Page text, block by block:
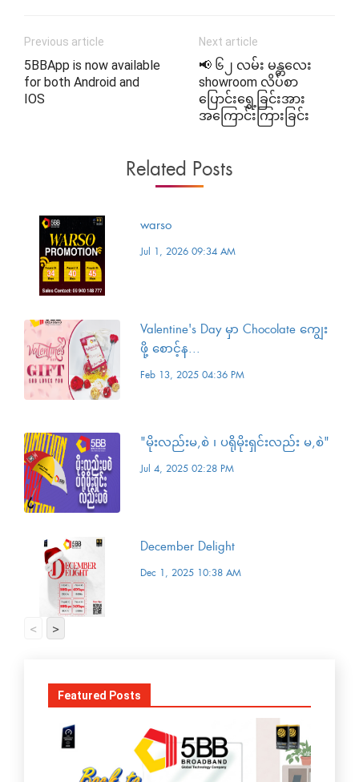
Previous article
5BBApp is now available
for both Android and
IOS
Next article
📢 ၆၂ လမ်း မန္တလေး
showroom လိပ်စာ
ပြောင်း‌ရွှေ့ခြင်းအား
အကြောင်းကြားခြင်း
Related Posts
warso
Jul 1, 2026 09:34 AM
Valentine's Day မှာ Chocolate ကျွေး
ဖို့ စောင့်န...
Feb 13, 2025 04:36 PM
"မိုးလည်းမ,စဲ ၊ ပရိုမိုးရှင်းလည်း မ,စဲ"
Jul 4, 2025 02:28 PM
December Delight
Dec 1, 2025 10:38 AM
< >
Featured Posts